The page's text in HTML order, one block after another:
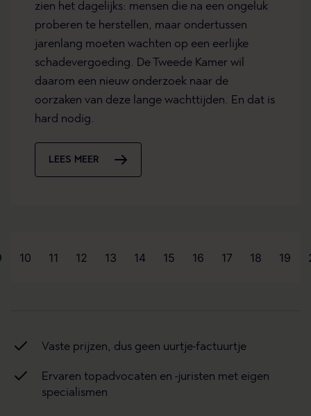
zien het dagelijks: mensen die na een ongeluk
proberen te herstellen, maar ondertussen
jarenlang moeten wachten op een eerlijke
schadevergoeding. De Tweede Kamer wil
daarom een nieuw onderzoek naar de
oorzaken van deze lange wachttijden. En dat is
hard nodig.
LEES MEER
10 11 12 13 14 15 16 17 18 19
Vaste prijzen, dus geen uurtje-factuurtje
Ervaren topadvocaten en -juristen met eigen
specialismen